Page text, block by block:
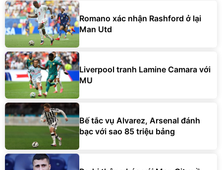
Romano xác nhận Rashford ở lại
Man Utd
Liverpool tranh Lamine Camara với
MU
Bế tắc vụ Alvarez, Arsenal đánh
bạc với sao 85 triệu bảng